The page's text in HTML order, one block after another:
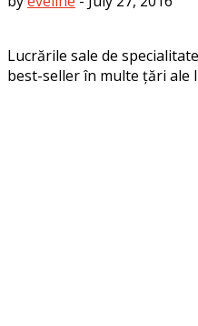
Lucrările sale de
best-seller în multe țări ale